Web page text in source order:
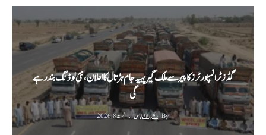
گڈز ٹرانسپورٹرز کا پیر سے ملک گیر پہیہ جام ہڑتال کا اعلان، نئی لوڈنگ بند رہے
گی
By رئیس الاخبار نیوز اگست 8, 2026